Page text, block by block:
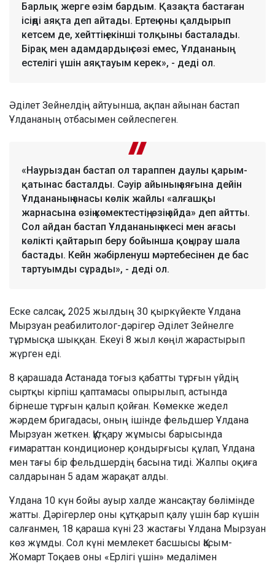
Барлық жерге өзім бардым. Қазақта бастаған
ісіңді аяқта деп айтады. Ертең оны қалдырып
кетсем де, хейттің екінші толқыны басталады.
Бірақ мен адамдардың сөзі емес, Ұлдананың
естелігі үшін аяқтауым керек», - деді ол.
Әділет Зейнелдің айтуынша, ақпан айынан бастап
Ұлдананың отбасымен сөйлеспеген.
«Наурыздан бастап ол тараппен даулы қарым-
қатынас басталды. Сәуір айының аяғына дейін
Ұлдананың анасы көлік жайлы «алғашқы
жарнасына өзің көмектестің, өзің айда» деп айтты.
Сол айдан бастап Ұлдананың әкесі мен ағасы
көлікті қайтарып беру бойынша қоңырау шала
бастады. Кейн жәбірленуш мәртебесінен де бас
тартуымды сұрады», - деді ол.
Еске салсақ, 2025 жылдың 30 қыркүйекте Ұлдана
Мырзуан реабилитолог-дәрігер Әділет Зейнелге
тұрмысқа шыққан. Екеуі 8 жыл көңіл жарастырып
жүрген еді.
8 қарашада Астанада тоғыз қабатты тұрғын үйдің
сыртқы кірпіш қаптамасы опырылып, астында
бірнеше тұрғын қалып қойған. Көмекке жедел
жәрдем бригадасы, оның ішінде фельдшер Ұлдана
Мырзуан жеткен. Құтқару жұмысы барысында
ғимараттан кондиционер қондырғысы құлап, Ұлдана
мен тағы бір фельдшердің басына тиді. Жалпы оқиға
салдарынан 5 адам жарақат алды.
Ұлдана 10 күн бойы ауыр халде жансақтау бөлімінде
жатты. Дәрігерлер оны құтқарып қалу үшін бар күшін
салғанмен, 18 қараша күні 23 жастағы Ұлдана Мырзуан
көз жұмды. Сол күні мемлекет басшысы Қасым-
Жомарт Тоқаев оны «Ерлігі үшін» медалімен